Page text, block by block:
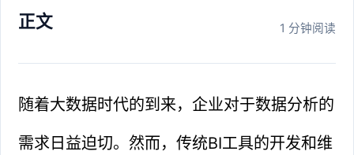
正文 1 分钟阅读
随着大数据时代的到来，企业对于数据分析的
需求日益迫切。然而，传统BI工具的开发和维